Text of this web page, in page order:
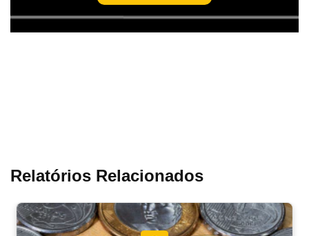
Relatórios Relacionados